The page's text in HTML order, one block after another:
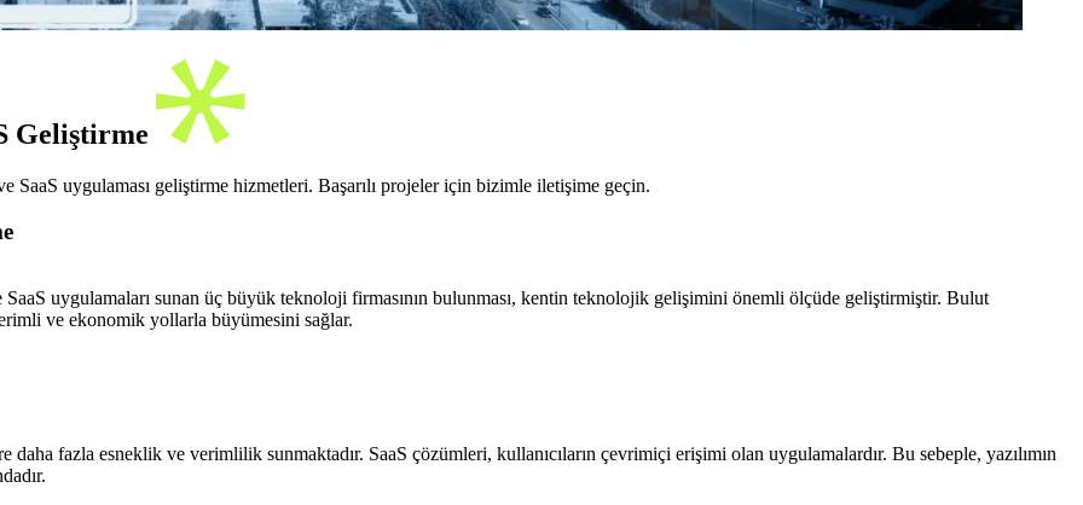
Geliştirme
uygulaması geliştirme hizmetleri. Başarılı projeler için bizimle iletişime geçin.
uygulamaları sunan üç büyük teknoloji firmasının bulunması, kentin teknolojik gelişimini önemli ölçüde geliştirmiştir. Bulut
ve ekonomik yollarla büyümesini sağlar.
fazla esneklik ve verimlilik sunmaktadır. SaaS çözümleri, kullanıcıların çevrimiçi erişimi olan uygulamalardır. Bu sebeple, yazılımın